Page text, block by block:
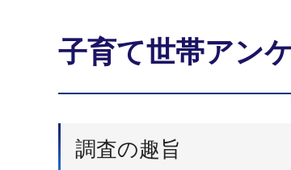
子育て世帯アン
調査の趣旨